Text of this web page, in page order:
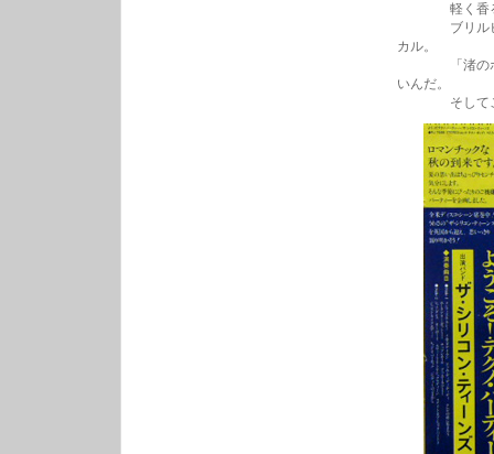
軽く香るラ
ブリルビル
カル。
「渚のボー
いんだ。
そしてこの